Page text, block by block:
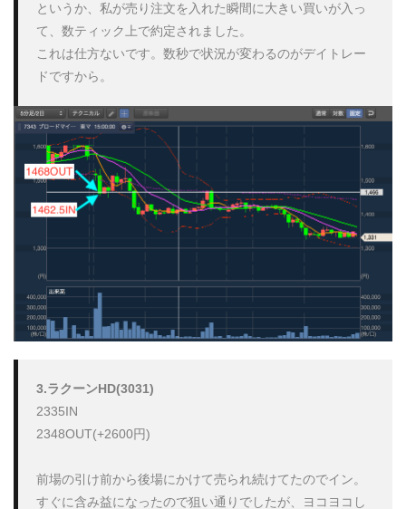
というか、私が売り注文を入れた瞬間に大きい買いが入っ
て、数ティック上で約定されました。
これは仕方ないです。数秒で状況が変わるのがデイトレー
ドですから。
3.ラクーンHD(3031)
2335IN
2348OUT(+2600円)
前場の引け前から後場にかけて売られ続けてたのでイン。
すぐに含み益になったので狙い通りでしたが、ヨコヨコし